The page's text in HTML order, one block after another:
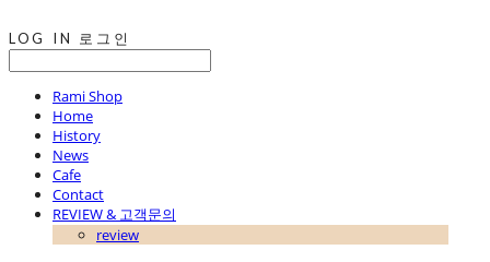
LOG IN 로그인
Rami Shop
Home
History
News
Cafe
Contact
REVIEW & 고객문의
review